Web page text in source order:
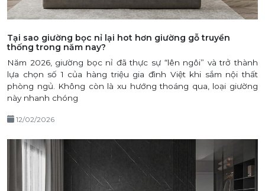
Tại sao giường bọc nỉ lại hot hơn giường gỗ truyền
thống trong năm nay?
Năm 2026, giường bọc nỉ đã thực sự “lên ngôi” và trở thành
lựa chọn số 1 của hàng triệu gia đình Việt khi sắm nội thất
phòng ngủ. Không còn là xu hướng thoáng qua, loại giường
này nhanh chóng
12/02/2026